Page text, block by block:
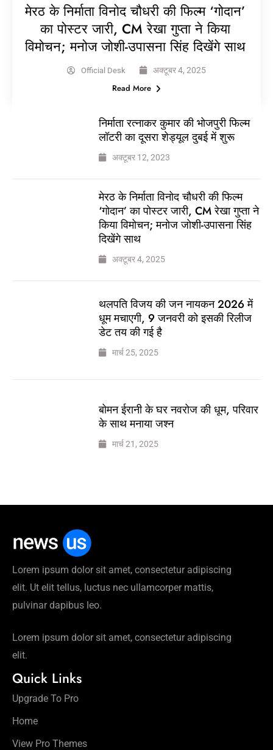
मेरठ के निर्माता विनोद चौधरी की फिल्म ‘गोदान’
का पोस्टर जारी, CM रेखा गुप्ता ने किया
विमोचन; मनोज जोशी-उपासना सिंह दिखेंगे साथ
Official Desk अक्टूबर 4, 2025
Read More
निर्माता रत्नाकर कुमार की भोजपुरी फिल्म
लॉटरी का दूसरा शेड्यूल दुबई में शुरू
अक्टूबर 12, 2023
मेरठ के निर्माता विनोद चौधरी की फिल्म
‘गोदान’ का पोस्टर जारी, CM रेखा गुप्ता ने
किया विमोचन; मनोज जोशी-उपासना सिंह
दिखेंगे साथ
अक्टूबर 4, 2025
थलपति विजय की जन नायकन 2026 में
धूम मचाएगी, 9 जनवरी को इसकी रिलीज
डेट तय की गई है
मार्च 25, 2025
बोमन ईरानी के घर नवरोज की धूम, परिवार
के साथ मनाया जश्न
मार्च 21, 2025
Lorem ipsum dolor sit amet, consectetur adipiscing
elit. Ut elit tellus, luctus nec ullamcorper mattis,
pulvinar dapibus leo.
Lorem ipsum dolor sit amet, consectetur adipiscing
elit.
Quick Links
Upgrade To Pro
Home
View Pro Themes